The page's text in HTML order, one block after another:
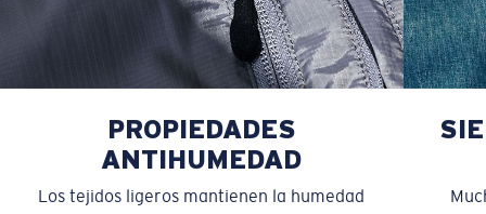
PROPIEDADES
ANTIHUMEDAD
Los tejidos ligeros mantienen la humedad